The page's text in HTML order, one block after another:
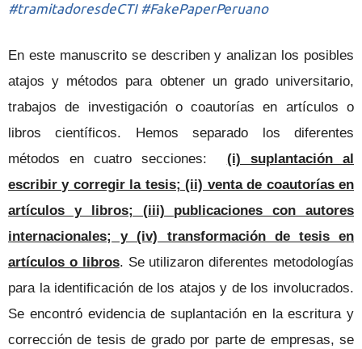
#tramitadoresdeCTI #FakePaperPeruano
En este manuscrito se describen y analizan los posibles
atajos y métodos para obtener un grado universitario,
trabajos de investigación o coautorías en artículos o
libros científicos. Hemos separado los diferentes
métodos en cuatro secciones: (i) suplantación al
escribir y corregir la tesis; (ii) venta de coautorías en
artículos y libros; (iii) publicaciones con autores
internacionales; y (iv) transformación de tesis en
artículos o libros. Se utilizaron diferentes metodologías
para la identificación de los atajos y de los involucrados.
Se encontró evidencia de suplantación en la escritura y
corrección de tesis de grado por parte de empresas, se